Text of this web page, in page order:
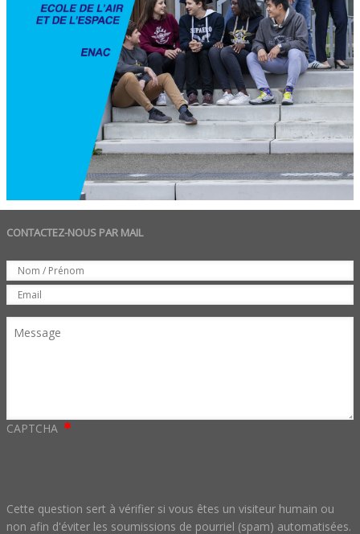
CONTACTEZ-NOUS PAR MAIL
Set
Nom
Email
Message
CAPTCHA
Cette question sert à vérifier si vous êtes un visiteur humain ou
non afin d'éviter les soumissions de pourriel (spam) automatisées.